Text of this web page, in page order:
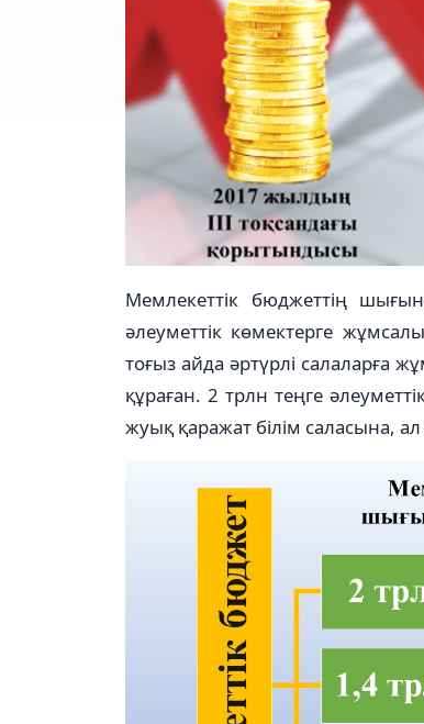
Мемлекеттік бюджеттің
әлеуметтік көмектерге
тоғыз айда әртүрлі салаларға
құраған. 2 трлн теңге
жуық қаражат білім саласына,